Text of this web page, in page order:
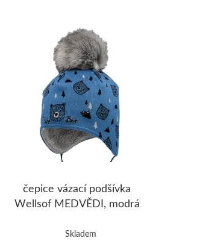
čepice vázací podšívka
Wellsof MEDVĚDI, modrá
Skladem